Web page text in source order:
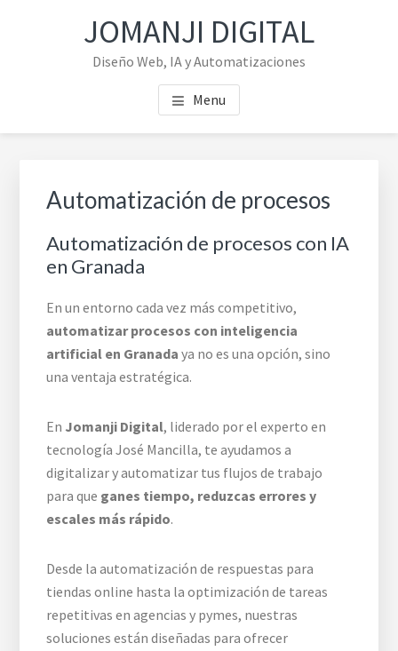
JOMANJI DIGITAL
Diseño Web, IA y Automatizaciones
Menu
Automatización de procesos
Automatización de procesos con IA
en Granada
En un entorno cada vez más competitivo,
automatizar procesos con inteligencia
artificial en Granada ya no es una opción, sino
una ventaja estratégica.
En Jomanji Digital, liderado por el experto en
tecnología José Mancilla, te ayudamos a
digitalizar y automatizar tus flujos de trabajo
para que ganes tiempo, reduzcas errores y
escales más rápido.
Desde la automatización de respuestas para
tiendas online hasta la optimización de tareas
repetitivas en agencias y pymes, nuestras
soluciones están diseñadas para ofrecer